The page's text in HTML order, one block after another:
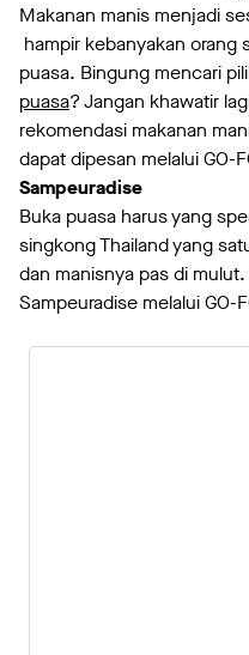
Makanan manis menjadi
hampir kebanyakan orang
puasa. Bingung mencari
puasa? Jangan khawatir
rekomendasi makanan
dapat dipesan melalui GO-
Sampeuradise
Buka puasa harus yang
singkong Thailand yang
dan manisnya pas di
Sampeuradise melalui GO-